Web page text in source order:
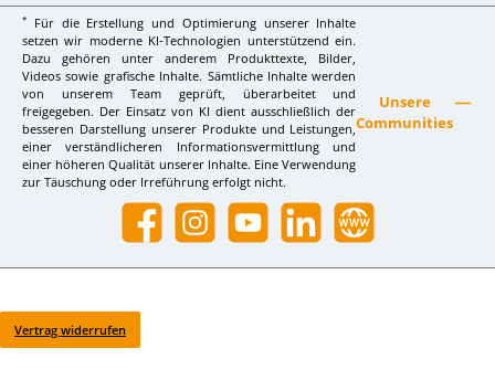
*
Für die Erstellung und Optimierung unserer Inhalte
setzen wir moderne KI-Technologien unterstützend ein.
Dazu gehören unter anderem Produkttexte, Bilder,
Videos sowie grafische Inhalte. Sämtliche Inhalte werden
von unserem Team geprüft, überarbeitet und
freigegeben. Der Einsatz von KI dient ausschließlich der
besseren Darstellung unserer Produkte und Leistungen,
einer verständlicheren Informationsvermittlung und
einer höheren Qualität unserer Inhalte. Eine Verwendung
zur Täuschung oder Irreführung erfolgt nicht.
Unsere
Communities
Facebook InstagramYouTube LinkedIn Website
Vertrag widerrufen